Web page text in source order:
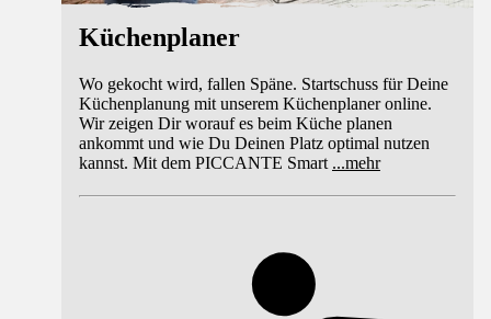
Küchenplaner
Wo gekocht wird, fallen Späne. Startschuss für Deine
Küchenplanung mit unserem Küchenplaner online.
Wir zeigen Dir worauf es beim Küche planen
ankommt und wie Du Deinen Platz optimal nutzen
kannst. Mit dem PICCANTE Smart ...mehr